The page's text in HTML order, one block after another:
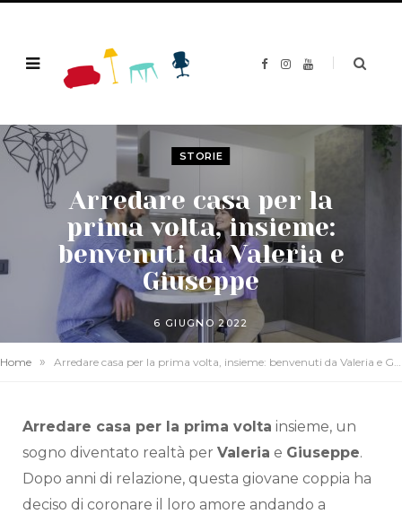
F
I
Y
STORIE
Arredare casa per la
prima volta, insieme:
benvenuti da Valeria e
Giuseppe
6 GIUGNO 2022
Home »
Arredare casa per la prima volta insieme, un
sogno diventato realtà per Valeria e Giuseppe.
Dopo anni di relazione, questa giovane coppia ha
deciso di coronare il loro amore andando a